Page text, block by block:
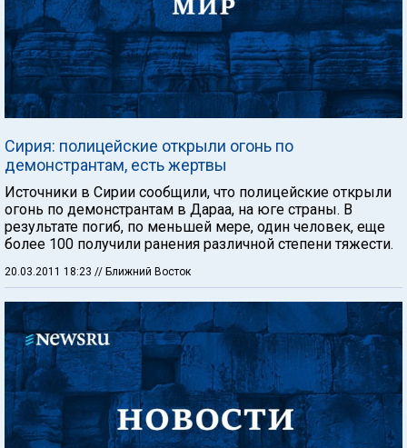
Сирия: полицейские открыли огонь по
демонстрантам, есть жертвы
Источники в Сирии сообщили, что полицейские открыли
огонь по демонстрантам в Дараа, на юге страны. В
результате погиб, по меньшей мере, один человек, еще
более 100 получили ранения различной степени тяжести.
20.03.2011 18:23 // Ближний Восток